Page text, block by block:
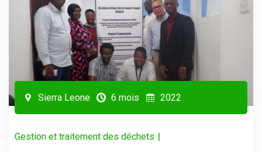
Sierra Leone 6 mois 2022
Gestion et traitement des déchets |